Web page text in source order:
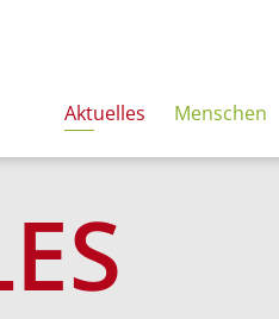
Aktuelles Menschen